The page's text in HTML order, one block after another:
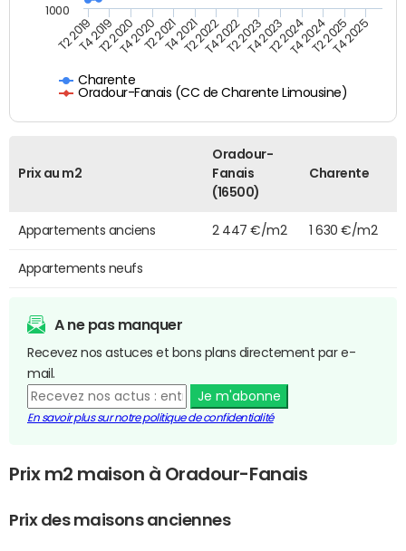
Charente
Oradour-Fanais (CC de Charente Limousine)
T2 2019T4 2019T2 2020T4 2020T2 2021T4 2021T2 2022T4 2022T2 2023T4 2023T2 2024T4 2024T2 2025T4 2025
1000
Prix au m2
Oradour-
Fanais
(16500)
Charente
Appartements anciens 2 447 €/m2 1 630 €/m2
Appartements neufs
A ne pas manquer
Recevez nos astuces et bons plans directement par e-
mail.
Je m'abonne
En savoir plus sur notre politique de confidentialité
Prix m2 maison à Oradour-Fanais
Prix des maisons anciennes